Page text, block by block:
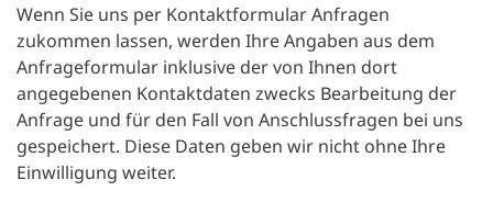
Wenn Sie uns per Kontaktformular Anfragen
zukommen lassen, werden Ihre Angaben aus dem
Anfrageformular inklusive der von Ihnen dort
angegebenen Kontaktdaten zwecks Bearbeitung der
Anfrage und für den Fall von Anschlussfragen bei uns
gespeichert. Diese Daten geben wir nicht ohne Ihre
Einwilligung weiter.